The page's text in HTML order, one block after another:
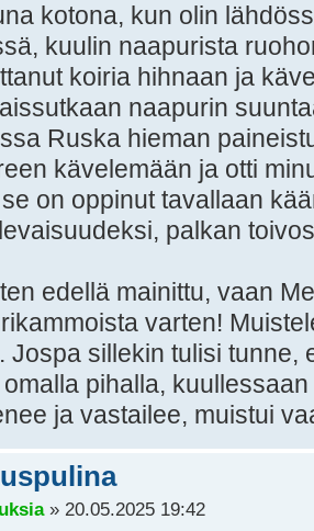
kotona, kun olin
kuulin naapurista
koiria hihnaan ja
naapurin
Ruska hieman
kävelemään ja otti
on oppinut tavallaan
palkan
edellä mainittu, vaan
varten!
Jospa sillekin tulisi tunne,
pihalla,
ja vastailee, muistui
» 20.05.2025 19:42